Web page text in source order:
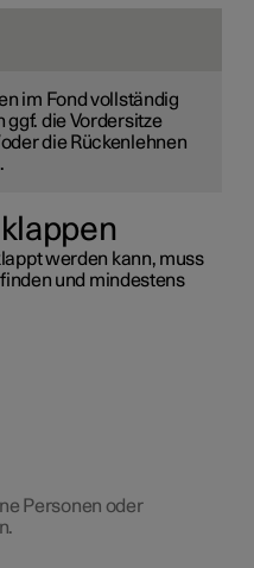
im Fond vollständig
ggf. die Vordersitze
die Rückenlehnen
werden kann, muss
und mindestens
Personen oder